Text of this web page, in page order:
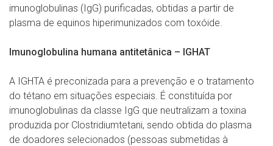
imunoglobulinas (IgG) purificadas, obtidas a partir de
plasma de equinos hiperimunizados com toxóide.
Imunoglobulina humana antitetânica – IGHAT
A IGHTA é preconizada para a prevenção e o tratamento
do tétano em situações especiais. É constituída por
imunoglobulinas da classe IgG que neutralizam a toxina
produzida por Clostridiumtetani, sendo obtida do plasma
de doadores selecionados (pessoas submetidas à